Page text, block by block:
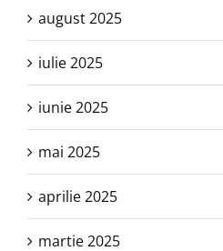
august 2025
iulie 2025
iunie 2025
mai 2025
aprilie 2025
martie 2025